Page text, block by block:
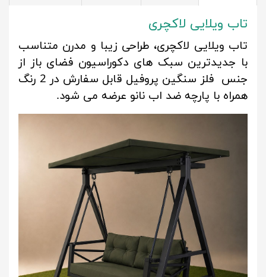
تاب ویلایی لاکچری
تاب ویلایی لاکچری، طراحی زیبا و مدرن متناسب
با جدیدترین سبک های دکوراسیون فضای باز از
جنس فلز سنگین پروفیل قابل سفارش در 2 رنگ
همراه با پارچه ضد اب نانو عرضه می شود.